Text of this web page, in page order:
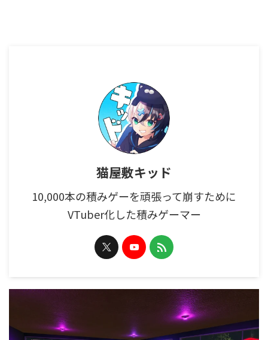
猫屋敷キッド
10,000本の積みゲーを頑張って崩すために
VTuber化した積みゲーマー